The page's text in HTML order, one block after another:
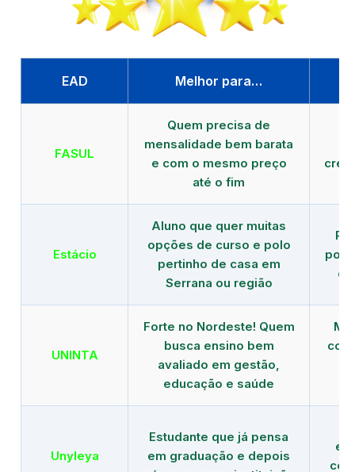
EAD Melhor para…
FASUL
Quem precisa de
mensalidade bem barata
e com o mesmo preço
até o fim
Estácio
Aluno que quer muitas
opções de curso e polo
pertinho de casa em
Serrana ou região
UNINTA
Forte no Nordeste! Quem
busca ensino bem
avaliado em gestão,
educação e saúde
Unyleya
Estudante que já pensa
em graduação e depois